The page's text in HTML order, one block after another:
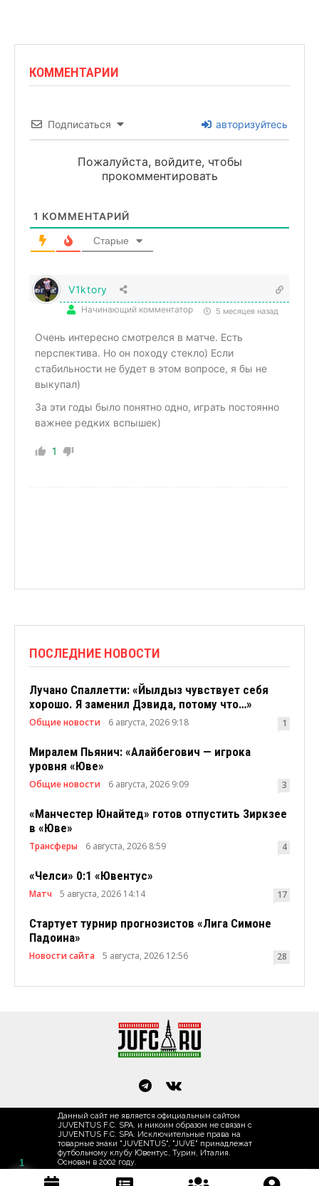
КОММЕНТАРИИ
Подписаться авторизуйтесь
Пожалуйста, войдите, чтобы
прокомментировать
1 КОММЕНТАРИЙ
Старые
V1ktory
Начинающий комментатор 5 месяцев назад
Очень интересно смотрелся в матче. Есть
перспектива. Но он походу стекло) Если
стабильности не будет в этом вопросе, я бы не
выкупал)
За эти годы было понятно одно, играть постоянно
важнее редких вспышек)
1
ПОСЛЕДНИЕ НОВОСТИ
Лучано Спаллетти: «Йылдыз чувствует себя
хорошо. Я заменил Дэвида, потому что…»
Общие новости 6 августа, 2026 9:18 1
Миралем Пьянич: «Алайбегович — игрока
уровня «Юве»
Общие новости 6 августа, 2026 9:09 3
«Манчестер Юнайтед» готов отпустить Зиркзее
в «Юве»
Трансферы 6 августа, 2026 8:59 4
«Челси» 0:1 «Ювентус»
Матч 5 августа, 2026 14:14 17
Стартует турнир прогнозистов «Лига Симоне
Падоина»
Новости сайта 5 августа, 2026 12:56 28
Данный сайт не является официальным сайтом
JUVENTUS F.C. SPA, и никоим образом не связан с
JUVENTUS F.C. SPA. Исключительные права на
товарные знаки "JUVENTUS", "JUVE" принадлежат
футбольному клубу Ювентус, Турин, Италия.
Основан в 2002 году.
1